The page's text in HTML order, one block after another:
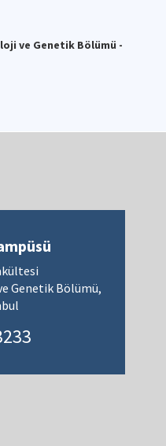
ve Genetik Bölümü -
Genetik Bölümü,